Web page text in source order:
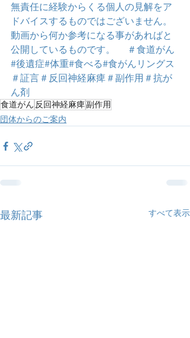
無責任に経験からくる個人の見解をア
ドバイスするものではございません。
動画から何か参考になる事があればと
公開しているものです。 　＃食道がん
#後遺症#体重#食べる#食がんリングス
＃証言＃反回神経麻痺＃副作用＃抗が
ん剤
食道がん 反回神経麻痺副作用
団体からのご案内
最新記事 すべて表示